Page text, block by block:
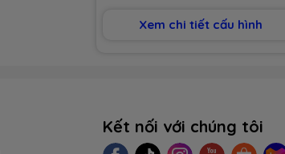
Màn hình
14 inch Full HD
GHz
Xem chi tiết cấu hình
Kết nối với chúng tôi